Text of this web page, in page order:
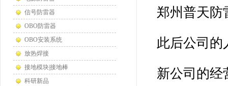
信号防雷器
OBO防雷器
OBO安装系统
放热焊接
接地模块|接地棒
科研新品
郑州普天防
此后公司的
新公司的